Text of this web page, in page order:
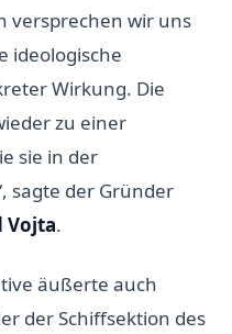
versprechen wir uns
ideologische
Wirkung. Die
zu einer
sie in der
sagte der Gründer
Vojta.
äußerte auch
der Schiffsektion des